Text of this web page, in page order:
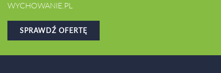
WYCHOWANIE.PL
SPRAWDŹ OFERTĘ